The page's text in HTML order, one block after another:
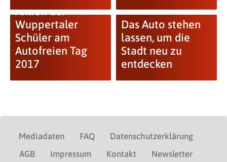
Aktion der
Wuppertaler
Schüler am
Autofreien Tag
2017
Das Auto stehen
lassen, um die
Stadt neu zu
entdecken
Mediadaten FAQ
Datenschutzerklärung
AGB
Impressum Kontakt Newsletter